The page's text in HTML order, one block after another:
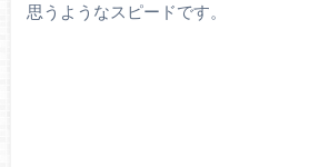
思うようなスピードです。